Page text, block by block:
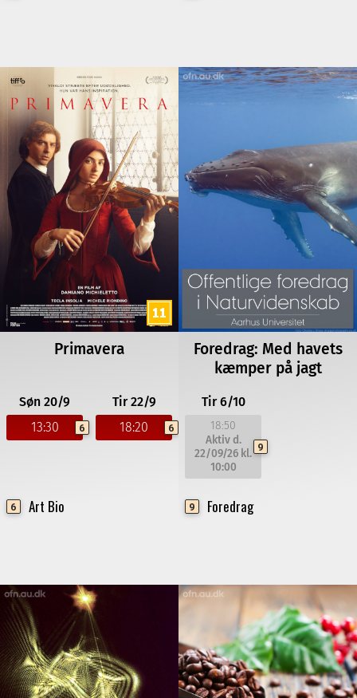
Primavera
Søn 20/9
13:30
6
Tir 22/9
18:20
6
6 Art Bio
Foredrag: Med havets
kæmper på jagt
Tir 6/10
18:50
9
Aktiv d.
22/09/26 kl.
10:00
9 Foredrag